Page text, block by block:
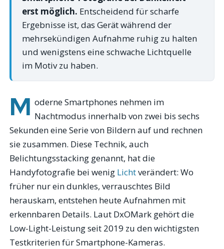
erst möglich. Entscheidend für scharfe
Ergebnisse ist, das Gerät während der
mehrsekündigen Aufnahme ruhig zu halten
und wenigstens eine schwache Lichtquelle
im Motiv zu haben.
M oderne Smartphones nehmen im
Nachtmodus innerhalb von zwei bis sechs
Sekunden eine Serie von Bildern auf und rechnen
sie zusammen. Diese Technik, auch
Belichtungsstacking genannt, hat die
Handyfotografie bei wenig Lichtverändert: Wo
früher nur ein dunkles, verrauschtes Bild
herauskam, entstehen heute Aufnahmen mit
erkennbaren Details. Laut DxOMark gehört die
Low-Light-Leistung seit 2019 zu den wichtigsten
Testkriterien für Smartphone-Kameras.